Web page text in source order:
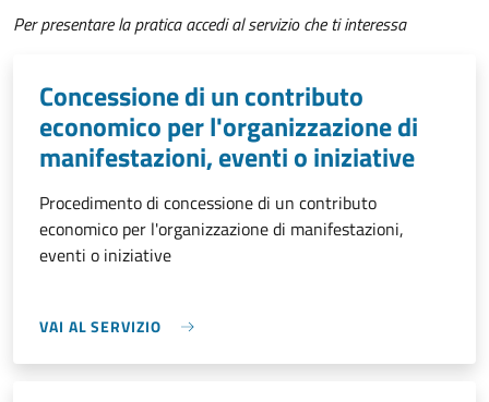
Per presentare la pratica accedi al servizio che ti interessa
Concessione di un contributo
economico per l'organizzazione di
manifestazioni, eventi o iniziative
Procedimento di concessione di un contributo
economico per l'organizzazione di manifestazioni,
eventi o iniziative
VAI AL SERVIZIO